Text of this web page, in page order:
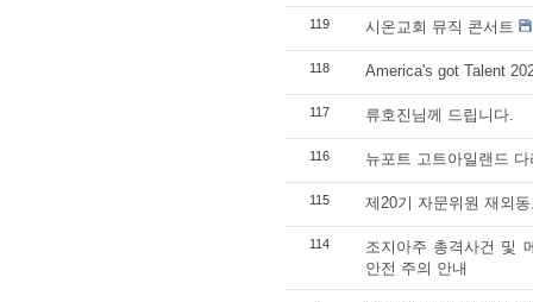
119 시온교회 뮤직 콘서트
118 America's got Talent
117 류호진님께 드립니다.
116 뉴포트 고트아일랜드
115 제20기 자문위원 재외
114
조지아주 총격사건 및
안전 주의 안내